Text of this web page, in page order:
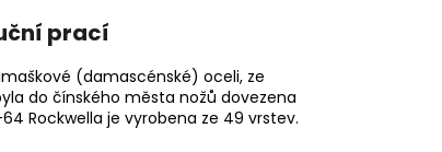
prací
(damascénské) oceli, ze
do čínského města nožů dovezena
Rockwella je vyrobena ze 49 vrstev.